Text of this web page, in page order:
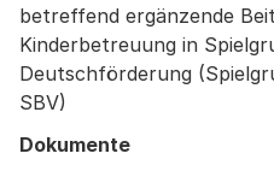
betreffend ergänzende
Kinderbetreuung in
Deutschförderung
SBV)
Dokumente